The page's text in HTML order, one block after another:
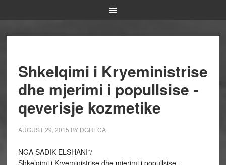
Shkelqimi i Kryeministrise
dhe mjerimi i popullsise ­
qeverisje kozmetike
AUGUST 29, 2015 BY DGRECA
NGA SADIK ELSHANI*/
Shkelqimi i Kryeministrise dhe mjerimi i popullsise ­